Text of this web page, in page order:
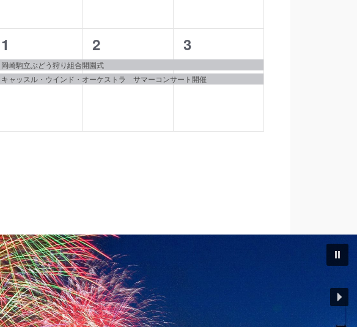
ト,
ト,
ト,
2
イ
ベ
ト,
1
岡崎駒立ぶどう狩り組合開園式
キャッスル・ウインド・オーケストラ サマーコンサート開催
2
イ
ベ
ト,
2
2
イ
ベ
ト,
3